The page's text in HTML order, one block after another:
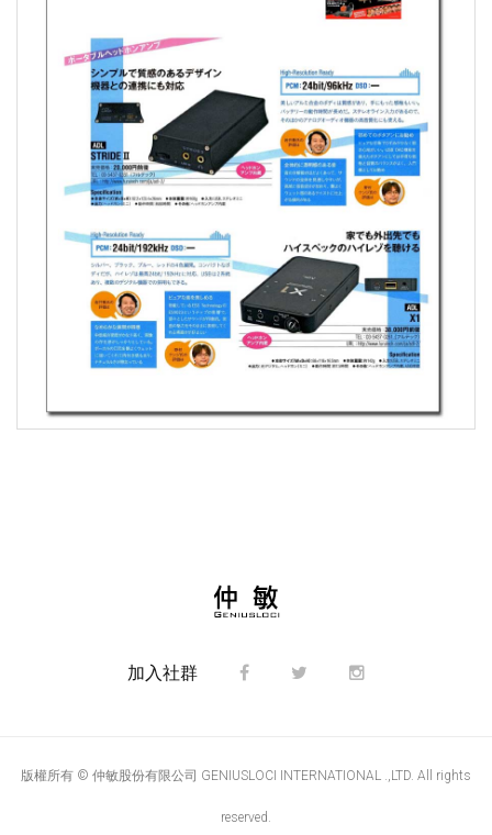
加入社群
版權所有 © 仲敏股份有限公司 GENIUSLOCI INTERNATIONAL .,LTD. All rights
reserved.